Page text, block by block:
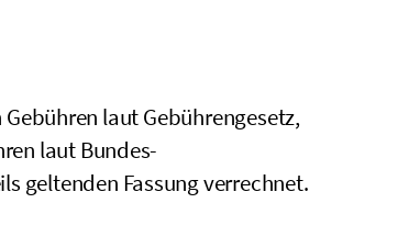
laut Gebührengesetz,
laut Bundes-
geltenden Fassung verrechnet.